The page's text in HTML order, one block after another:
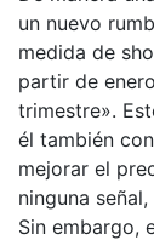
un nuevo
medida de
partir de
trimestre».
él también
mejorar el
ninguna
Sin embargo,